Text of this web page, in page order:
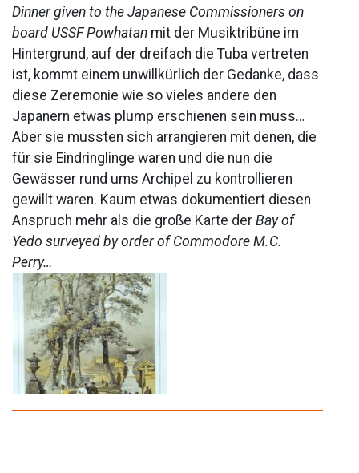
Dinner given to the Japanese Commissioners on
board USSF Powhatan mit der Musiktribüne im
Hintergrund, auf der dreifach die Tuba vertreten
ist, kommt einem unwillkürlich der Gedanke, dass
diese Zeremonie wie so vieles andere den
Japanern etwas plump erschienen sein muss…
Aber sie mussten sich arrangieren mit denen, die
für sie Eindringlinge waren und die nun die
Gewässer rund ums Archipel zu kontrollieren
gewillt waren. Kaum etwas dokumentiert diesen
Anspruch mehr als die große Karte der Bay of
Yedo surveyed by order of Commodore M.C.
Perry…